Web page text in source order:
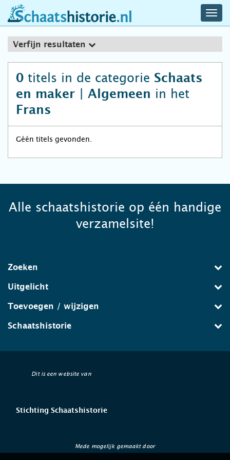
schaatshistorie.nl
Verfijn resultaten
0 titels in de categorie Schaats
en maker | Algemeen in het
Frans
Géén titels gevonden.
Alle schaatshistorie op één handige
verzamelsite!
Zoeken
Uitgelicht
Toevoegen / wijzigen
Schaatshistorie
Dit is een website van
Stichting Schaatshistorie
Mede mogelijk gemaakt door